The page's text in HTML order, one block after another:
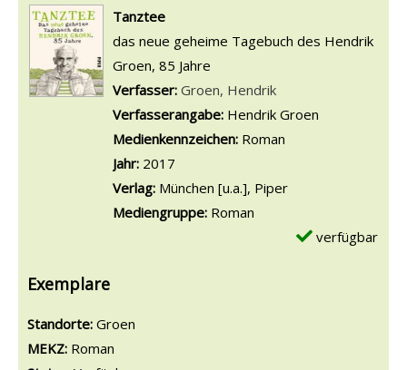
wird in neuem Tab geöffnet
Tanztee
das neue geheime Tagebuch des Hendrik
Groen, 85 Jahre
Verfasser: Suche nach diesem Verfasser
Groen, Hendrik
Verfasserangabe: Hendrik Groen
Medienkennzeichen: Roman
Jahr: 2017
Verlag: München [u.a.], Piper
Mediengruppe: Roman
verfügbar
Exemplare
Standorte: Groen
MEKZ: Roman